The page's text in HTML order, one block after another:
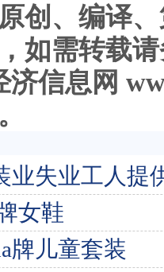
创、编译
如需转载
信息网
业失业工人提
女鞋
牌儿童套装